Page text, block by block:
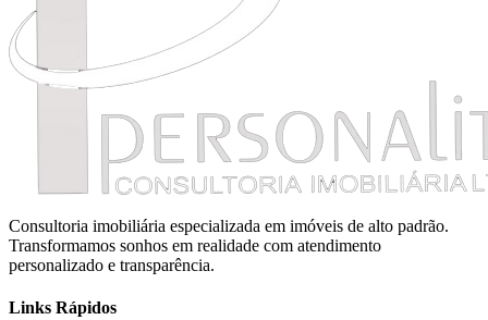
Consultoria imobiliária especializada em imóveis de alto padrão.
Transformamos sonhos em realidade com atendimento
personalizado e transparência.
Links Rápidos